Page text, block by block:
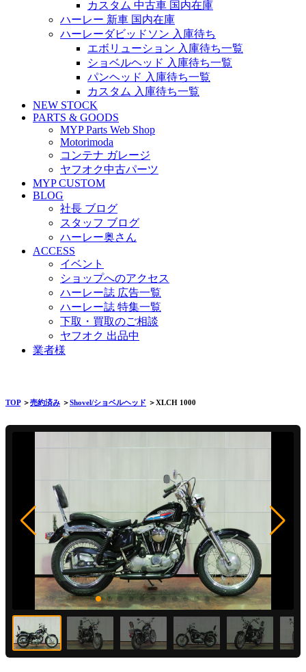
カスタム 中古車 国内在庫
ハーレー 新車 国内在庫
ハーレーダビッドソン 入庫待ち
エボリューション 入庫待ち一覧
ショベルヘッド 入庫待ち一覧
パンヘッド 入庫待ち一覧
カスタム 入庫待ち一覧
NEW STOCK
PARTS & GOODS
MYP Parts Web Shop
Motorimoda
コンテナ ガレージ
ヤフオク中古パーツ
MYP CUSTOM
BLOG
社長 ブログ
スタッフ ブログ
ハーレー奥さん
ACCESS
イベント
ショップへのアクセス
ハーレー誌 広告一覧
ハーレー誌 特集一覧
下取・買取のご相談
ヤフオク 出品中
業者様
TOP＞売約済み ＞Shovel/ショベルヘッド ＞XLCH 1000